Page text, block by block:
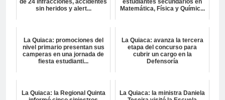
sin heridos y alert...
Matemática, Física y Químic...
La Quiaca: promociones del
nivel primario presentan sus
camperas en una jornada de
fiesta estudianti...
La Quiaca: avanza la tercera
etapa del concurso para
cubrir un cargo en la
Defensoría
La Quiaca: la Regional Quinta
La Quiaca: la ministra Daniela